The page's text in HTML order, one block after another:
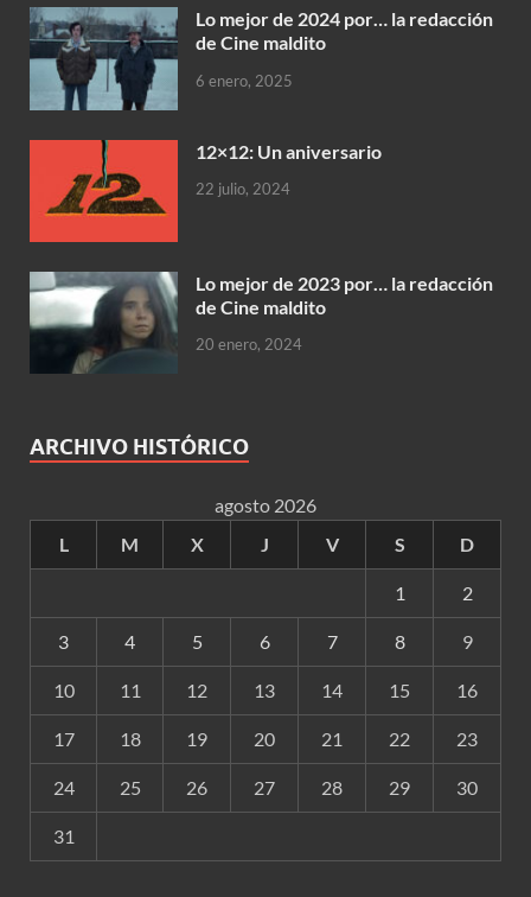
Lo mejor de 2024 por… la redacción
de Cine maldito
6 enero, 2025
12×12: Un aniversario
22 julio, 2024
Lo mejor de 2023 por… la redacción
de Cine maldito
20 enero, 2024
ARCHIVO HISTÓRICO
agosto 2026
L
M X J V S D
1 2
3 4 5 6 7 8 9
10 11 12 13 14 15 16
17 18 19 20 21 22 23
24 25 26 27 28 29 30
31